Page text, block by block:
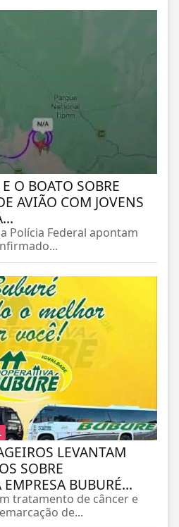
O BOATO SOBRE
AVIÃO COM JOVENS
Polícia Federal apontam
LEVANTAM
SOBRE
BUBURÉ...
tratamento de câncer e
de...